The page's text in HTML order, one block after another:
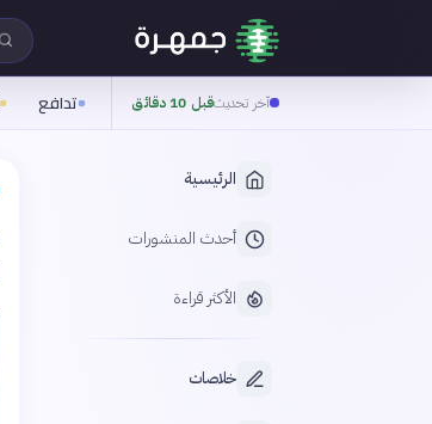
آخر تحديثقبل 10 دقائق تدافع
الرئيسية
أحدث المنشورات
الأكثر قراءة
خلاصات